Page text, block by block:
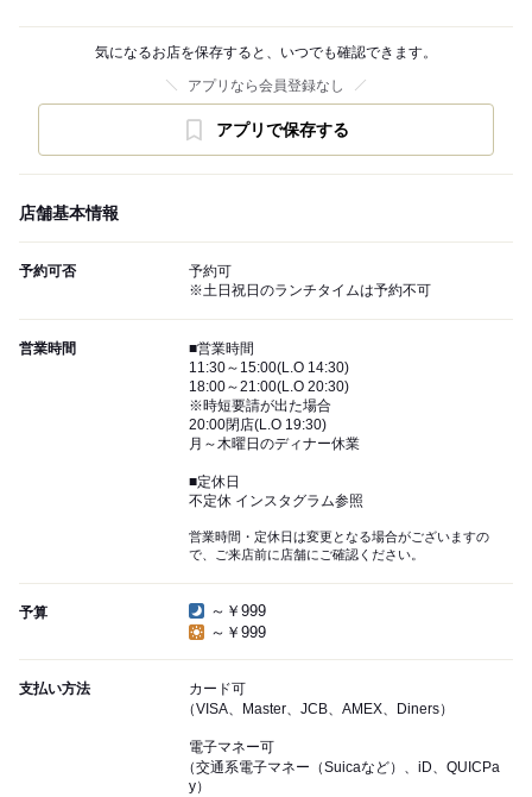
気になるお店を保存すると、いつでも確認できます。
アプリなら会員登録なし
アプリで保存する
店舗基本情報
予約可否
予約可
※土日祝日のランチタイムは予約不可
営業時間
■営業時間
11:30～15:00(L.O 14:30)
18:00～21:00(L.O 20:30)
※時短要請が出た場合
20:00閉店(L.O 19:30)
月～木曜日のディナー休業
■定休日
不定休 インスタグラム参照
営業時間・定休日は変更となる場合がございますの
で、ご来店前に店舗にご確認ください。
予算
～￥999
～￥999
支払い方法
カード可
（VISA、Master、JCB、AMEX、Diners）
電子マネー可
（交通系電子マネー（Suicaなど）、iD、QUICPa
y）